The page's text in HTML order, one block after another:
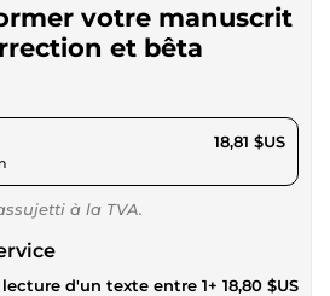
votre manuscrit
et bêta
17,33 $US 18,81 $US
à la TVA.
d'un texte entre 1+ 18,80 $US